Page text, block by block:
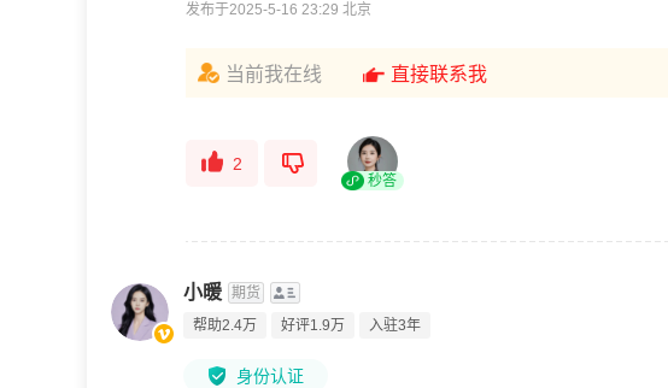
发布于2025-5-16 23:29 北京
当前我在线 直接联系我
2
秒答
小暖 期货
帮助2.4万
好评1.9万 入驻3年
身份认证